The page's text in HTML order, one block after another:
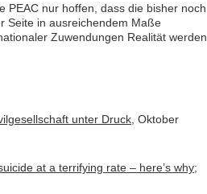
PEAC nur hoffen, dass die bisher noch
Seite in ausreichendem Maße
Zuwendungen Realität werden
unter Druck, Oktober
at a terrifying rate – here’s why;